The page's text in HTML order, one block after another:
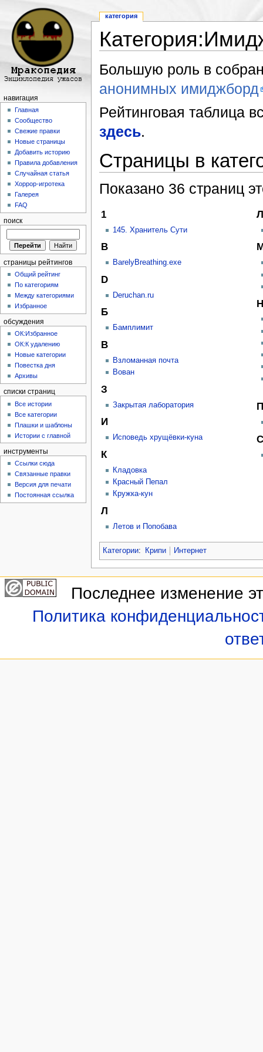
Большую роль в
анонимных имиджборд
Рейтинговая таблица
здесь.
Страницы в
Показано 36 страниц
1
145. Хранитель Сути
B
BarelyBreathing.exe
D
Deruchan.ru
Б
Бамплимит
В
Взломанная почта
Вован
З
Закрытая лаборатория
И
Исповедь хрущёвки-куна
К
Кладовка
Красный Пепал
Кружка-кун
Л
Летов и Попобава
Н
П
С
Категории: Крипи Интернет
категория
навигация
Главная
Сообщество
Свежие правки
Новые страницы
Добавить историю
Правила добавления
Случайная статья
Хоррор-игротека
Галерея
FAQ
поиск
страницы рейтингов
Общий рейтинг
По категориям
Между категориями
Избранное
обсуждения
ОК:Избранное
ОК:К удалению
Новые категории
Повестка дня
Архивы
списки страниц
Все истории
Все категории
Плашки и шаблоны
Истории с главной
инструменты
Ссылки сюда
Связанные правки
Версия для печати
Постоянная ссылка
Последнее изменение
Политика